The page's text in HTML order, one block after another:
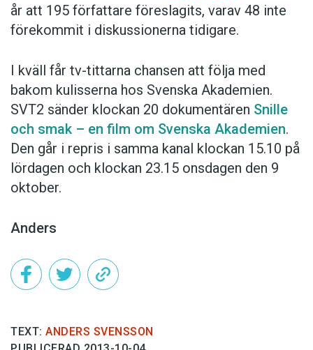
år att 195 författare föreslagits, varav 48 inte
förekommit i diskussionerna tidigare.
I kväll får tv-tittarna chansen att följa med
bakom kulisserna hos Svenska Akademien.
SVT2 sänder klockan 20 dokumentären Snille
och smak – en film om Svenska Akademien.
Den går i repris i samma kanal klockan 15.10 på
lördagen och klockan 23.15 onsdagen den 9
oktober.
Anders
TEXT: ANDERS SVENSSON